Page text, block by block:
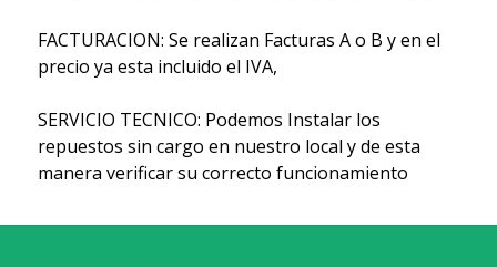
FACTURACION: Se realizan Facturas A o B y en el
precio ya esta incluido el IVA,
SERVICIO TECNICO: Podemos Instalar los
repuestos sin cargo en nuestro local y de esta
manera verificar su correcto funcionamiento